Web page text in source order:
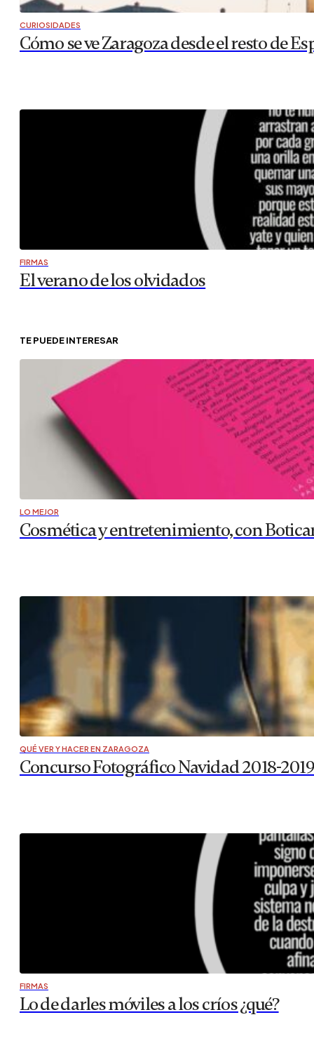
CURIOSIDADES
Cómo se ve Zaragoza desde el resto de
FIRMAS
El verano de los olvidados
TE PUEDE INTERESAR
LO MEJOR
Cosmética y entretenimiento, con
QUÉ VER Y HACER EN ZARAGOZA
Concurso Fotográfico Navidad 2018-2019
FIRMAS
Lo de darles móviles a los críos ¿qué?